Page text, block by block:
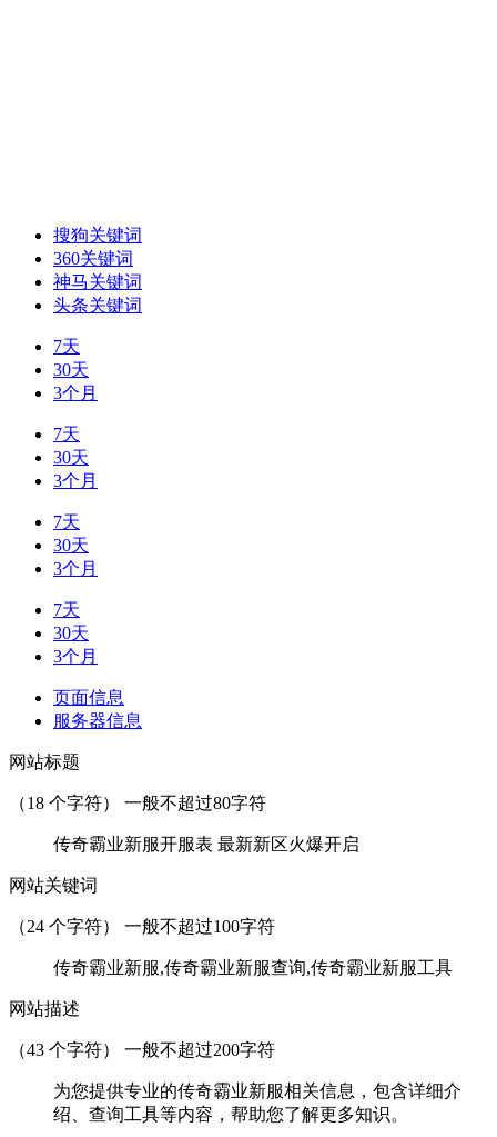
搜狗关键词
360关键词
神马关键词
头条关键词
7天
30天
3个月
7天
30天
3个月
7天
30天
3个月
7天
30天
3个月
页面信息
服务器信息
网站标题
（18 个字符） 一般不超过80字符
传奇霸业新服开服表 最新新区火爆开启
网站关键词
（24 个字符） 一般不超过100字符
传奇霸业新服,传奇霸业新服查询,传奇霸业新服工具
网站描述
（43 个字符） 一般不超过200字符
为您提供专业的传奇霸业新服相关信息，包含详细介
绍、查询工具等内容，帮助您了解更多知识。